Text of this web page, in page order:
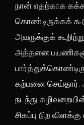
நான் எதற்காக
கொண்டிருக்கக்
அவருக்குக்
அத்தனை
கற்பனை செய்தார்.
நடந்து
சிகப்பு நிற